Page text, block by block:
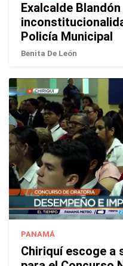
Exalcalde
Policía Municipal
Benita De León
PANAMÁ
Chiriquí escoge a